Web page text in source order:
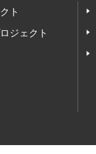
ト
ジェクト